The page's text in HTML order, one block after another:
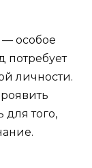
— особое
потребует
личности.
для того,